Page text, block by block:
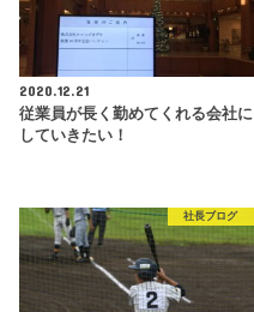
2020.12.21
従業員が長く勤めてくれる会社に
していきたい！
社長ブログ